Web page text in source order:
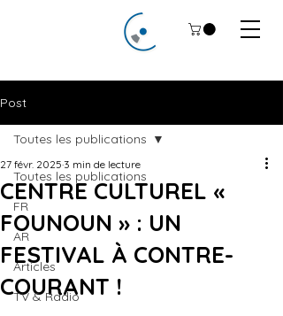
Post
Toutes les publications
FR
AR
Articles
TV & Radio
Toutes les publications
CENTRE CULTUREL «
FOUNOUN » : UN
FESTIVAL À CONTRE-
COURANT !
27 févr. 2025 3 min de lecture